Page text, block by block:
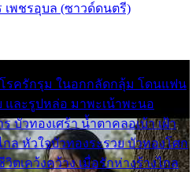
เพชรอุบล (ซาวด์ดนตรี)
โรครักรุม ในอกกลัดกลุ้ม โดนแฟน
และรูปหล่อ มาพะเน้าพะนอ
บัวทองเศร้า น้ำตาคลอเบ้า เฝ้า
ล หัวใจบัวทองระรวย บัวทองโศก
วิตเคว้งคว้าง เมื่อรักห่างร้างไกล